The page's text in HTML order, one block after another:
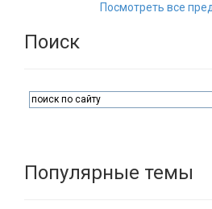
Посмотреть все
Поиск
Популярные темы